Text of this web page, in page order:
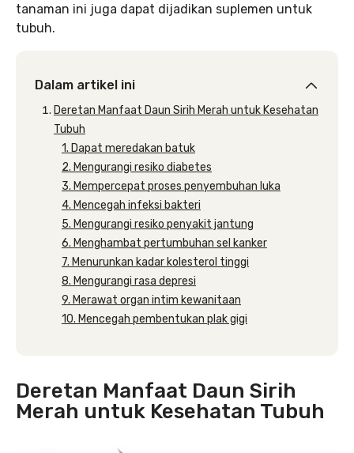
tanaman ini juga dapat dijadikan suplemen untuk
tubuh.
Dalam artikel ini
Deretan Manfaat Daun Sirih Merah untuk Kesehatan
Tubuh
1. Dapat meredakan batuk
2. Mengurangi resiko diabetes
3. Mempercepat proses penyembuhan luka
4. Mencegah infeksi bakteri
5. Mengurangi resiko penyakit jantung
6. Menghambat pertumbuhan sel kanker
7. Menurunkan kadar kolesterol tinggi
8. Mengurangi rasa depresi
9. Merawat organ intim kewanitaan
10. Mencegah pembentukan plak gigi
Deretan Manfaat Daun Sirih
Merah untuk Kesehatan Tubuh